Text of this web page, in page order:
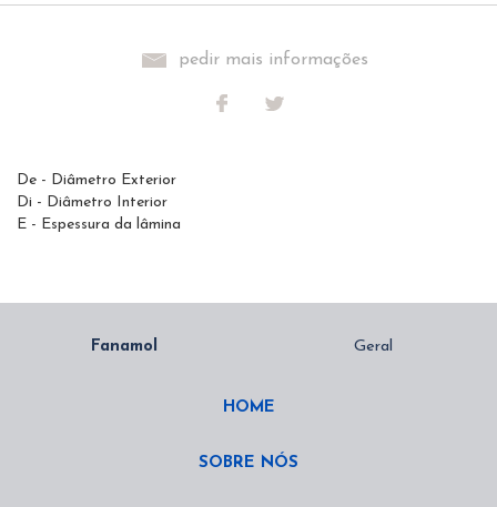
pedir mais informações
De - Diâmetro Exterior
Di - Diâmetro Interior
E - Espessura da lâmina
HOME
SOBRE NÓS